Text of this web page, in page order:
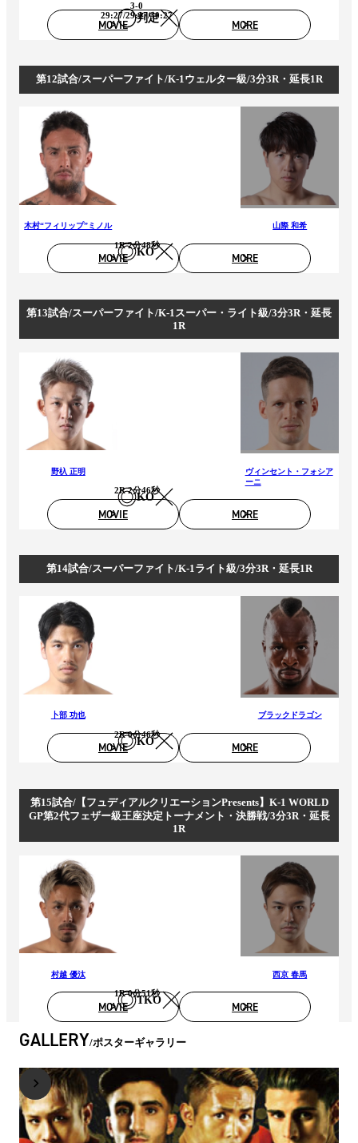
判定
3-0
29:27/29:27/30:27
MOVIE MORE
第12試合/スーパーファイト/K-1ウェルター級/3分3R・延長1R
木村“フィリップ”ミノル
KO
1R 2分48秒
山際 和希
MOVIE MORE
第13試合/スーパーファイト/K-1スーパー・ライト級/3分3R・延長
1R
野杁 正明
KO
2R 2分46秒
ヴィンセント・フォシア
ーニ
MOVIE MORE
第14試合/スーパーファイト/K-1ライト級/3分3R・延長1R
卜部 功也
KO
2R 0分46秒
ブラックドラゴン
MOVIE MORE
第15試合/【フュディアルクリエーションPresents】K-1 WORLD
GP第2代フェザー級王座決定トーナメント・決勝戦/3分3R・延長
1R
村越 優汰
TKO
1R 0分51秒
西京 春馬
MOVIE MORE
GALLERY ポスターギャラリー